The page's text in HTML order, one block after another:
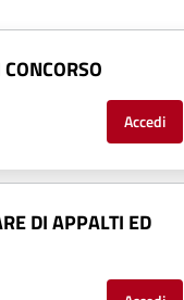
Accedi
DI APPALTI ED